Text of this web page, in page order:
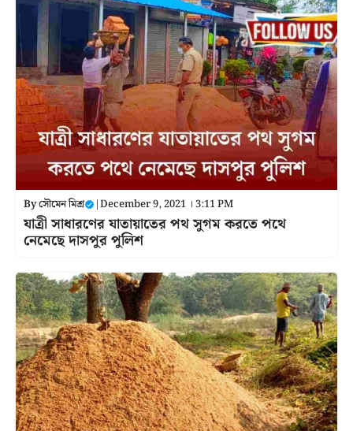
Byসৌমেন মিশ্র |December 9, 2021 । 3:11 PM
যাত্রী সাধারণের যাতায়াতের পথ সুগম করতে পথে
নেমেছে দাসপুর পুলিশ